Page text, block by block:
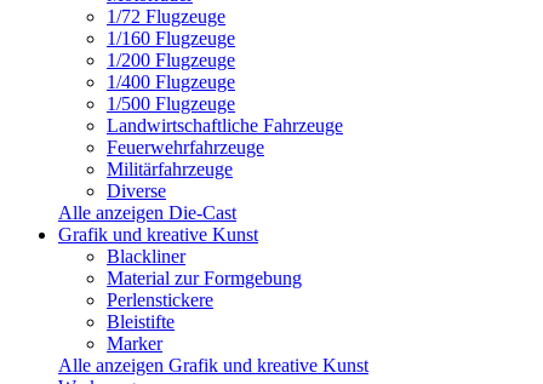
1/72 Flugzeuge
1/160 Flugzeuge
1/200 Flugzeuge
1/400 Flugzeuge
1/500 Flugzeuge
Landwirtschaftliche Fahrzeuge
Feuerwehrfahrzeuge
Militärfahrzeuge
Diverse
Alle anzeigen Die-Cast
Grafik und kreative Kunst
Blackliner
Material zur Formgebung
Perlenstickere
Bleistifte
Marker
Alle anzeigen Grafik und kreative Kunst